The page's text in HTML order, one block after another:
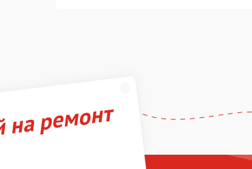
ремонт